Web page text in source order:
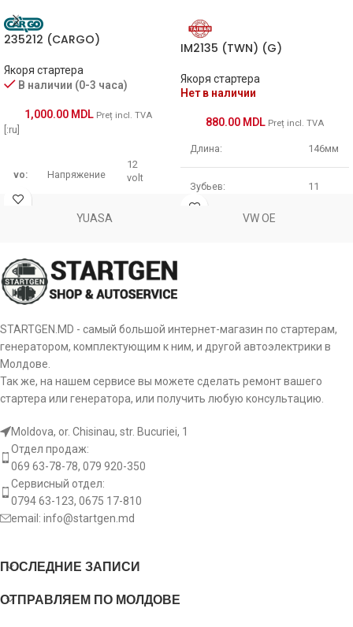
61-9105 WAI / TRANSPO
WSA1903 WOODAUTO
235212 (CARGO)
Якоря стартера
В наличии (0-3 часа)
1,000.00 MDL Preț incl. TVA
[:ru]
vo: Напряжение
12
volt
le: Длина 146 mm
d1:
внешний
55 mm
sp:
Количество
шлицов
14 pcs
el:
ламелей
ротора
23 pcs
r: Вращение
Диаметр
(FRONT)
Диаметр
IM2135 (TWN) (G)
Якоря стартера
Нет в наличии
880.00 MDL Preț incl. TVA
Длина: 146мм
Зубьев: 11
Диаметр ротора:
YUASA VW OE
STARTGEN.MD - самый большой интернет-магазин по стартерам,
генератором, комплектующим к ним, и другой автоэлектрики в
Молдове.
Так же, на нашем сервисе вы можете сделать ремонт вашего
стартера или генератора, или получить любую консультацию.
Moldova, or. Chisinau, str. Bucuriei, 1
Отдел продаж:
069 63-78-78, 079 920-350
Сервисный отдел:
0794 63-123, 0675 17-810
email: info@startgen.md
ПОСЛЕДНИЕ ЗАПИСИ
ОТПРАВЛЯЕМ ПО МОЛДОВЕ